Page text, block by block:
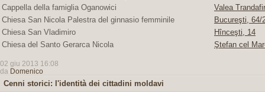
Cappella della famiglia Oganowici
Valea
Chiesa San Nicola Palestra del ginnasio femminile
Bucureşti, 64/
Chiesa San Vladimiro
Hînceşti, 14
Chiesa del Santo Gerarca Nicola
Ştefan cel
02 giu 2013 16:08
da Domenico
Cenni storici: l'identità dei cittadini moldavi